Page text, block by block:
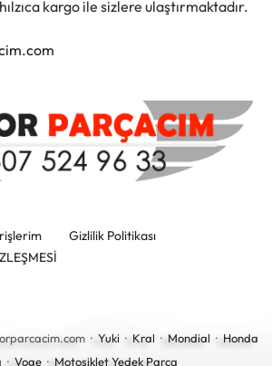
kargo ile sizlere ulaştırmaktadır.
Gizlilik Politikası
· Yuki · Kral · Mondial · Honda
· Voge· Motosiklet Yedek Parça